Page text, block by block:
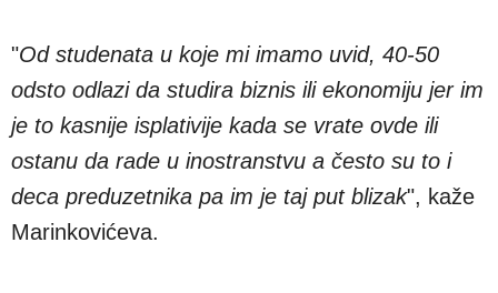
"Od studenata u koje mi imamo uvid, 40-50
odsto odlazi da studira biznis ili ekonomiju jer im
je to kasnije isplativije kada se vrate ovde ili
ostanu da rade u inostranstvu a često su to i
deca preduzetnika pa im je taj put blizak", kaže
Marinkovićeva.